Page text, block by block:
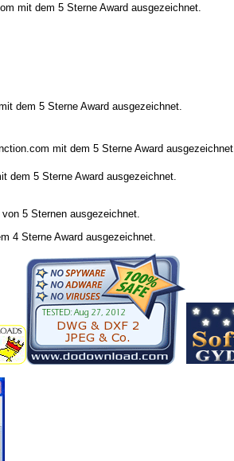
mit dem 5 Sterne Award ausgezeichnet.
dem 5 Sterne Award ausgezeichnet.
mit dem 5 Sterne Award ausgezeichnet.
dem 5 Sterne Award ausgezeichnet.
5 Sternen ausgezeichnet.
4 Sterne Award ausgezeichnet.